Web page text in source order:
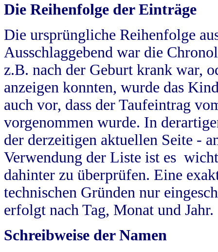
Die Reihenfolge der Einträge
Die ursprüngliche Reihenfolge
Ausschlaggebend war die
z.B. nach der Geburt krank war,
anzeigen konnten, wurde das
auch vor, dass der Taufeintrag
vorgenommen wurde. In
der derzeitigen aktuellen Seite -
Verwendung der Liste ist es
dahinter zu überprüfen. Eine
technischen Gründen nur
erfolgt nach Tag, Monat und Jahr.
Schreibweise der Namen